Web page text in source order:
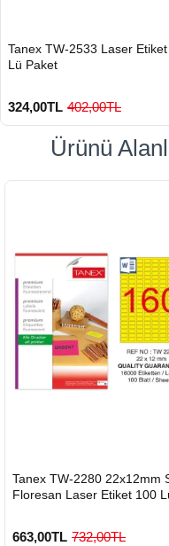
GÖNDERİ
900 TL Üzeri Kargo Ücretsiz
Tanex TW-2533 Laser
Lü Paket
324,00TL 402,00TL
Ürünü
GÖNDERİ
Tanex TW-2280 22x12mm
Floresan Laser Etiket 100
663,00TL 732,00TL